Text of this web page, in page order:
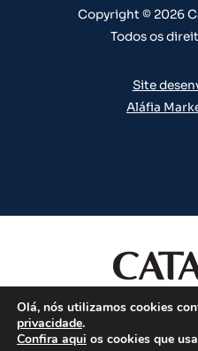
m
Copyright © 2026
Todos os
Site
Aláfia
Olá, nós utilizamos cookies
privacidade.
Confira aqui os cookies que